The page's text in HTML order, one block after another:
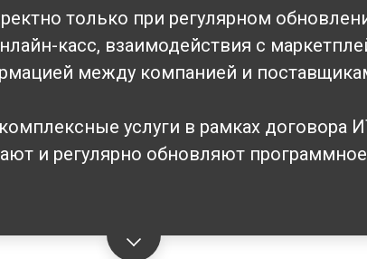
только при регулярном
касс, взаимодействия с
между компанией и
услуги в рамках договора
и регулярно обновляют